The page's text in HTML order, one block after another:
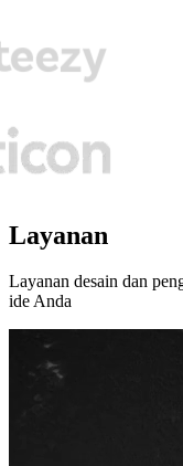
Layanan
Layanan desain dan
ide Anda